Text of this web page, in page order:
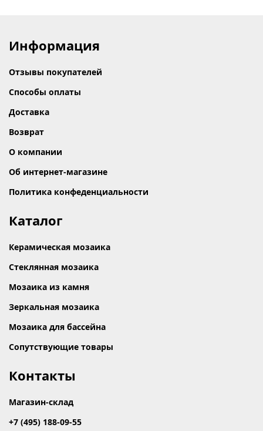
Информация
Отзывы покупателей
Способы оплаты
Доставка
Возврат
О компании
Об интернет-магазине
Политика конфеденциальности
Каталог
Керамическая мозаика
Стеклянная мозаика
Мозаика из камня
Зеркальная мозаика
Мозаика для бассейна
Сопутствующие товары
Контакты
Магазин-склад
+7 (495) 188-09-55